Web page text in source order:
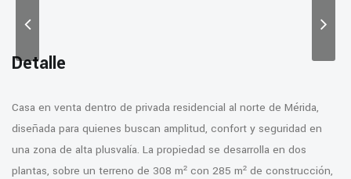
Detalle
Casa en venta dentro de privada residencial al norte de Mérida,
diseñada para quienes buscan amplitud, confort y seguridad en
una zona de alta plusvalía. La propiedad se desarrolla en dos
plantas, sobre un terreno de 308 m² con 285 m² de construcción,